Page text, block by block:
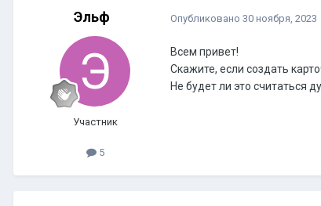
Эльф
Участник
5
Опубликовано 30 ноября, 2023
Всем привет!
Скажите, если создать
Не будет ли это считаться